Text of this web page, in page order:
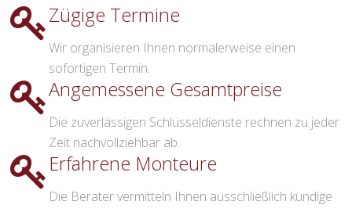
Zügige Termine
Wir organisieren Ihnen normalerweise einen
sofortigen Termin.
Angemessene Gesamtpreise
Die zuverlässigen Schlüsseldienste rechnen zu jeder
Zeit nachvollziehbar ab.
Erfahrene Monteure
Die Berater vermitteln Ihnen ausschließlich kundige